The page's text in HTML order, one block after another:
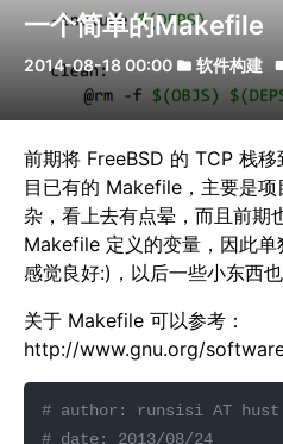
一个简单的Makefile
2014-08-18 00:00 folder 软件构建
前期将 FreeBSD 的 TCP 栈
目已有的 Makefile，主要是
杂，看上去有点晕，而且前期
Makefile 定义的变量，因此
感觉良好:)，以后一些小东西
关于 Makefile 可以参考：
http://www.gnu.org/